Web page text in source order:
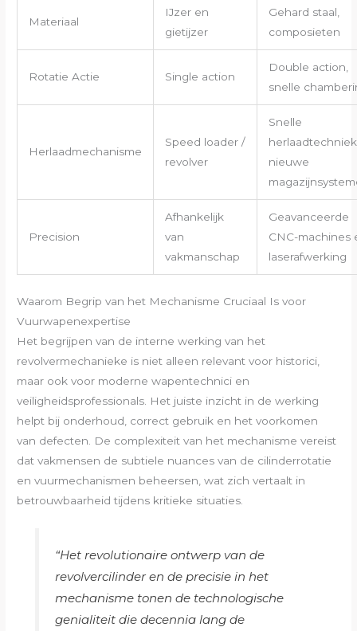
Materiaal
IJzer en
gietijzer
Gehard staal,
composieten
Rotatie Actie Single action
Double action,
snelle
Herlaadmechanisme
Speed loader /
revolver
Snelle
nieuwe
Precision
Afhankelijk
van
vakmanschap
Geavanceerde
CNC-machines
laserafwerking
Waarom Begrip van het Mechanisme Cruciaal Is voor
Vuurwapenexpertise
Het begrijpen van de interne werking van het
revolvermechanieke is niet alleen relevant voor historici,
maar ook voor moderne wapentechnici en
veiligheidsprofessionals. Het juiste inzicht in de werking
helpt bij onderhoud, correct gebruik en het voorkomen
van defecten. De complexiteit van het mechanisme vereist
dat vakmensen de subtiele nuances van de cilinderrotatie
en vuurmechanismen beheersen, wat zich vertaalt in
betrouwbaarheid tijdens kritieke situaties.
“Het revolutionaire ontwerp van de
revolvercilinder en de precisie in het
mechanisme tonen de technologische
genialiteit die decennia lang de